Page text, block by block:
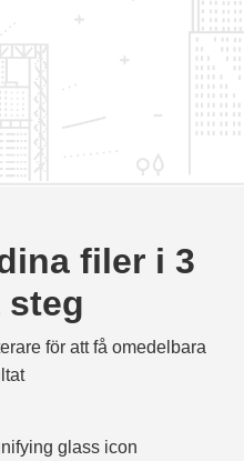
filer i 3
steg
för att få omedelbara